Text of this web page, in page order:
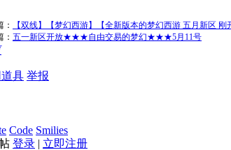
：
【双线】【梦幻西游】【全新版本的梦幻西游 五月新区 刚
： 五一新区开放★★★自由交易的梦幻★★★5月11号
具 举报
Code Smilies
登录 | 立即注册